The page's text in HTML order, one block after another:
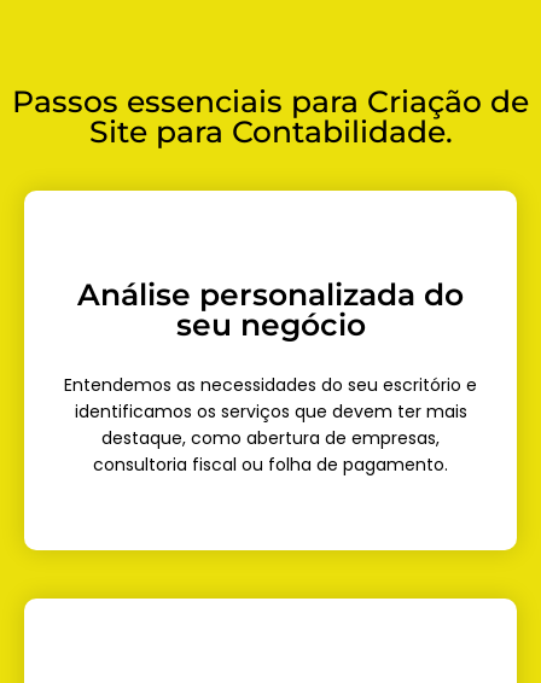
Passos essenciais para Criação de
Site para Contabilidade.
Análise personalizada do
seu negócio
Entendemos as necessidades do seu escritório e
identificamos os serviços que devem ter mais
destaque, como abertura de empresas,
consultoria fiscal ou folha de pagamento.